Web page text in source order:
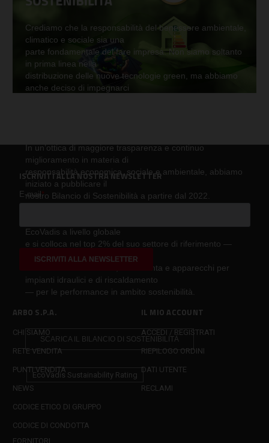
Crediamo che la responsabilità del benessere ambientale,
climatico e sociale sia una
parte fondamentale del fare impresa. Non siamo soltanto
in prima linea nella
distribuzione delle nuove tecnologie green, ma abbiamo
anche deciso di impegnarci
In un’ottica di maggiore trasparenza e continuo
miglioramento in materia di
responsabilità economica, sociale e ambientale, abbiamo
iniziato a pubblicare il
nostro Bilancio di Sostenibilità a partire dal 2022.
EcoVadis a livello globale
e si colloca nel top 2% del suo settore di riferimento —
commercio all’ingrosso di
materiali da costruzione, ferramenta e apparecchi per
impianti idraulici e di riscaldamento
— per le performance in ambito sostenibilità.
SCARICA IL BILANCIO DI SOSTENIBILITÀ
EcoVadis Sustainability Rating
ARBO S.P.A.
CHI SIAMO
RETE VENDITA
PUNTI VENDITA
NEWS
CODICE ETICO DI GRUPPO
CODICE DI CONDOTTA
FORNITORI
IL MIO ACCOUNT
ACCEDI / REGISTRATI
RIEPILOGO ORDINI
DATI UTENTE
RECLAMI
ISCRIVITI ALLA NOSTRA NEWSLETTER